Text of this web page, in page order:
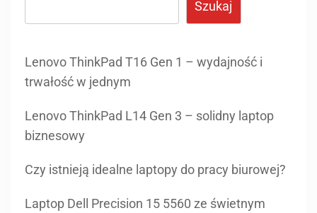
Szukaj
Lenovo ThinkPad T16 Gen 1 – wydajność i
trwałość w jednym
Lenovo ThinkPad L14 Gen 3 – solidny laptop
biznesowy
Czy istnieją idealne laptopy do pracy biurowej?
Laptop Dell Precision 15 5560 ze świetnym